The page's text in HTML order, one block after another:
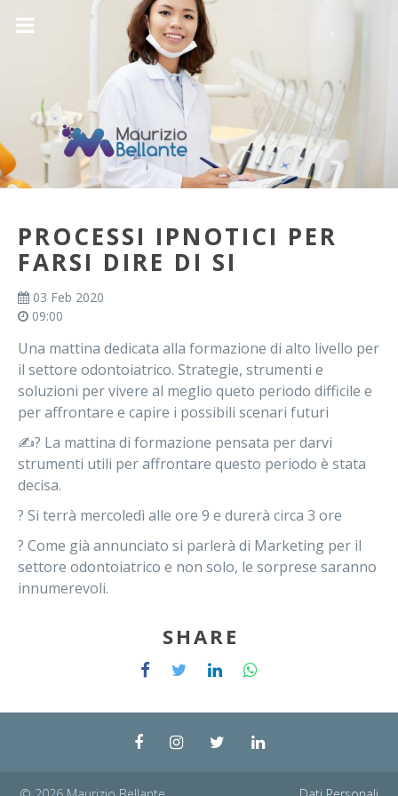
PROCESSI IPNOTICI PER
FARSI DIRE DI SI
03 Feb 2020
09:00
Una mattina dedicata alla formazione di alto livello per
il settore odontoiatrico. Strategie, strumenti e
soluzioni per vivere al meglio queto periodo difficile e
per affrontare e capire i possibili scenari futuri
✍? La mattina di formazione pensata per darvi
strumenti utili per affrontare questo periodo è stata
decisa.
? Si terrà mercoledì alle ore 9 e durerà circa 3 ore
? Come già annunciato si parlerà di Marketing per il
settore odontoiatrico e non solo, le sorprese saranno
innumerevoli.
SHARE